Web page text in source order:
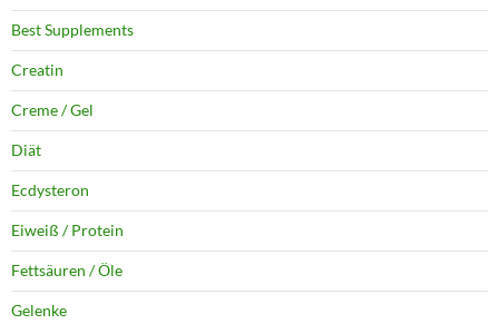
Best Supplements
Creatin
Creme / Gel
Diät
Ecdysteron
Eiweiß / Protein
Fettsäuren / Öle
Gelenke